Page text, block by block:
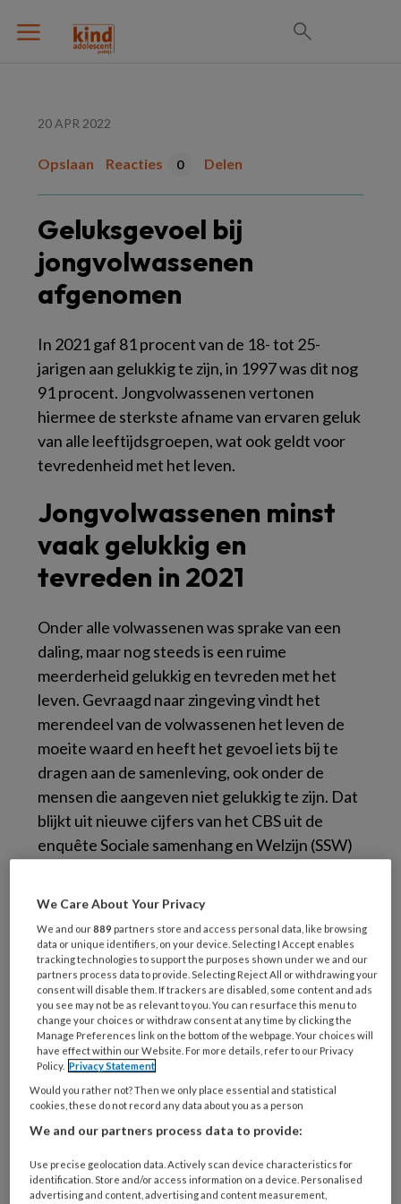
20 APR 2022
Opslaan Reacties 0 Delen
Geluksgevoel bij
jongvolwassenen
afgenomen
In 2021 gaf 81 procent van de 18- tot 25-
jarigen aan gelukkig te zijn, in 1997 was dit nog
91 procent. Jongvolwassenen vertonen
hiermee de sterkste afname van ervaren geluk
van alle leeftijdsgroepen, wat ook geldt voor
tevredenheid met het leven.
Jongvolwassenen minst
vaak gelukkig en
tevreden in 2021
Onder alle volwassenen was sprake van een
daling, maar nog steeds is een ruime
meerderheid gelukkig en tevreden met het
leven. Gevraagd naar zingeving vindt het
merendeel van de volwassenen het leven de
moeite waard en heeft het gevoel iets bij te
dragen aan de samenleving, ook onder de
mensen die aangeven niet gelukkig te zijn. Dat
blijkt uit nieuwe cijfers van het CBS uit de
enquête Sociale samenhang en Welzijn (SSW)
Welzijn wordt aan mensen van 18 jaar of ouder
gevraagd zichzelf een rapportcijfer te geven
op twee aspecten van subjectief welzijn:geluk
en tevredenheid. Degenen die hiervoor een 7
of hoger geven worden als gelukkig of
tevreden beschouwd.
Hoewel zowel geluk als tevredenheid na 2019
dalen, prijst nog steeds een ruime
meerderheid van de volwassenen(86
procenttevreden met het leven. In 1997
kenden 18- tot25-jarigennog het hoogste
We Care About Your Privacy
We and our889 partners store and access personal data, like browsing
data or unique identifiers, on your device. Selecting I Accept enables
tracking technologies to support the purposes shown under we and our
partners process data to provide. Selecting Reject All or withdrawing your
consent will disable them. If trackers are disabled, some content and ads
you see may not be as relevant to you. You can resurface this menu to
change your choices or withdraw consent at any time by clicking the
Manage Preferences link on the bottom of the webpage. Your choices will
have effect within our Website. For more details, refer to our Privacy
Policy. Privacy Statement
Would you rather not? Then we only place essential and statistical
cookies, these do not record any data about you as a person
We and our partners process data to provide:
Use precise geolocation data. Actively scan device characteristics for
identification. Store and/or access information on a device. Personalised
advertising and content, advertising and content measurement,